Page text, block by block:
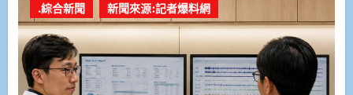
.綜合新聞 新聞來源:記者爆料網